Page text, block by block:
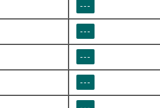
---
---
---
---